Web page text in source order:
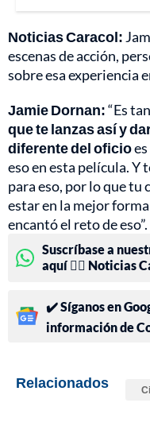
Noticias Caracol:
escenas de acción,
sobre esa experiencia
Jamie Dornan:“Es
que te lanzas así y
diferente del oficio
eso en esta película. Y
para eso, por lo que tu
estar en la mejor
encantó el reto de eso”.
Suscríbase a
aquí 👉🏻 Noticias
✔️ Síganos en
información de
Relacionados